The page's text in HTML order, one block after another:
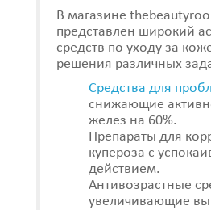
В магазине
представлен широкий
средств по уходу за
решения различных
Средства для
снижающие
желез на 60%.
Препараты для
купероза с
действием.
Антивозрастные
увеличивающие